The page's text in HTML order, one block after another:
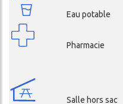
Eau potable
Pharmacie
Salle hors sac